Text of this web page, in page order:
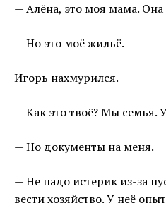
— Алёна, это моя мама. Она
— Но это моё жильё.
Игорь нахмурился.
— Как это твоё? Мы семья.
— Но документы на меня.
— Не надо истерик из-за
вести хозяйство. У неё